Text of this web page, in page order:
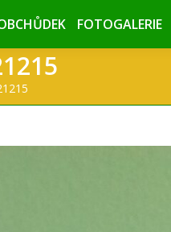
FOTOGALERIE
FOTOGALERIE